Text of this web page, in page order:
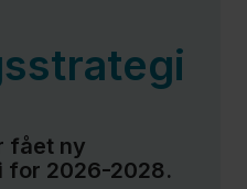
fået ny
for 2026-2028.